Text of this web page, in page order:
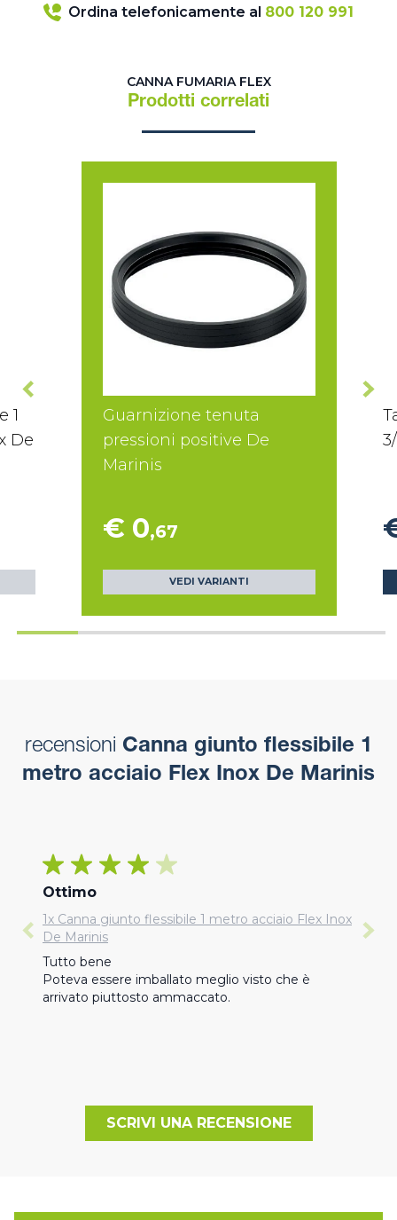
Ordina telefonicamente al 800 120 991
CANNA FUMARIA FLEX
Prodotti correlati
1
De
Guarnizione tenuta
pressioni positive De
Marinis
€ 0,67
VEDI VARIANTI
recensioni Canna giunto flessibile 1
metro acciaio Flex Inox De Marinis
Ottimo
1x Canna giunto flessibile 1 metro acciaio Flex Inox
De Marinis
Tutto bene
Poteva essere imballato meglio visto che è
arrivato piuttosto ammaccato.
SCRIVI UNA RECENSIONE